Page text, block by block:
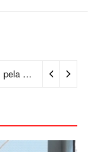
Salvador chegará a 640 áreas protegidas pela Prefeitura com investimentos em contenções de encostas e prevenção de riscos